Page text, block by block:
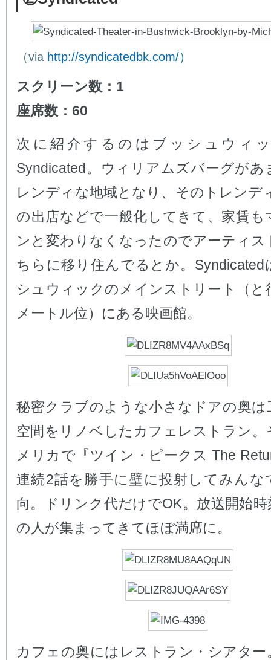
（via http://syndicatedbk.com/）
スクリーン数：1
座席数：60
次に紹介するのはブッシュウィ
Syndicated。ウィリアムズバーグがあ
レンディな地域となり、そのトレンデ
の出店などで一般化してきて、家賃も
ンと変わりなくなったのでアーティス
ちらに移り住んでるとか。Syndicated
シュウィックのメインストリート（と
メートル位）にある映画館。
秘密クラブのような小さなドアの奥は
空間をリノベしたカフェレストラン。
メリカで『ツイン・ピークス The
連続2話を勝手に壁に投射してみんな
向。ドリンク代だけでOK。放送開始
の人が集まってきてほぼ満席に。
カフェの奥にはレストラン・シアター